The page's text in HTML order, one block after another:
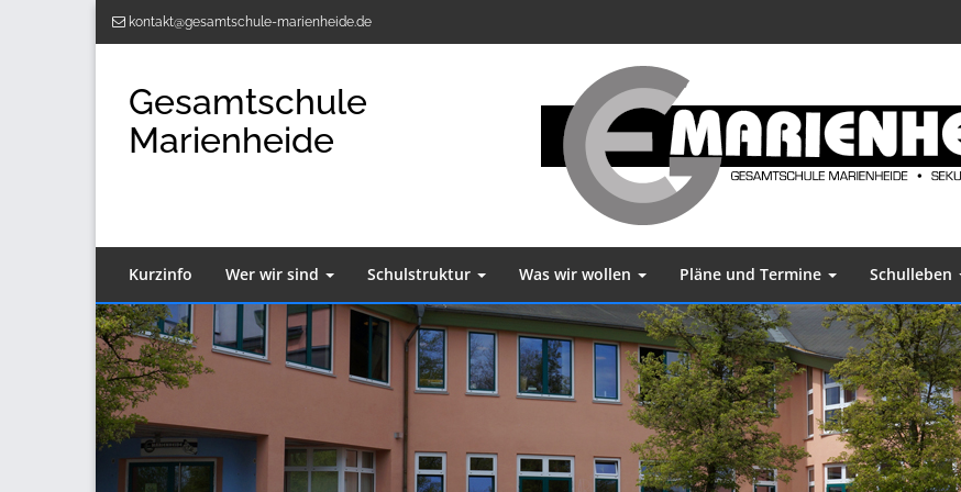
kontakt@gesamtschule-marienheide.de
Gesamtschule
Marienheide
Kurzinfo Wer wir sind Schulstruktur Was wir wollen Pläne und Termine Schulleben